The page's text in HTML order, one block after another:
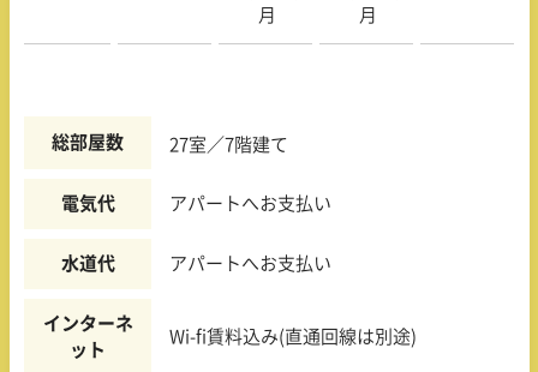
月
月
総部屋数 27室／7階建て
電気代 アパートへお支払い
水道代 アパートへお支払い
インターネ
ット
Wi-fi賃料込み(直通回線は別途)